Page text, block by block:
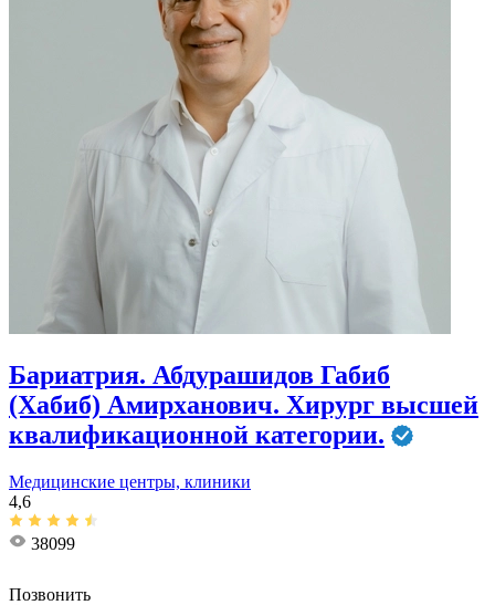
Бариатрия. Абдурашидов Габиб
(Хабиб) Амирханович. Хирург высшей
квалификационной категории.
Медицинские центры, клиники
4,6
38099
Позвонить